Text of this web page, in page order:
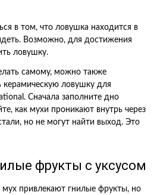
в том, что ловушка находится в
Возможно, для достижения
ловушку.
самому, можно также
керамическую ловушку для
Сначала заполните дно
как мухи проникают внутрь через
но не могут найти выход. Это
фрукты с уксусом
мух привлекают гнилые фрукты, но